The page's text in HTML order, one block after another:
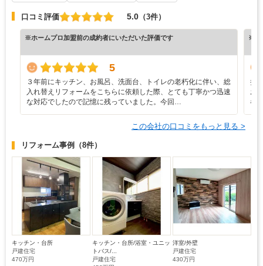
口コミ評価 5.0 （3件）
※ホームプロ加盟前の成約者にいただいた評価です
5
３年前にキッチン、お風呂、洗面台、トイレの老朽化に伴い、総
入れ替えリフォームをこちらに依頼した際、とても丁寧かつ迅速
な対応でしたので記憶に残っていました。今回…
※ホ
折
お
者
この会社の口コミをもっと見る >
リフォーム事例 （8件）
キッチン・台所
戸建住宅
470万円
キッチン・台所/浴室・ユニッ
トバス/...
戸建住宅
洋室/外壁
戸建住宅
430万円